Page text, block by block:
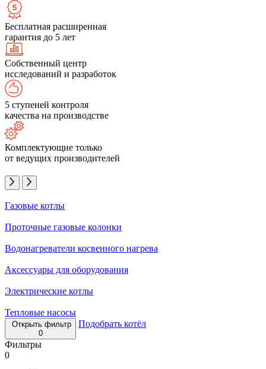
Бесплатная расширенная
гарантия до 5 лет
Собственный центр
исследований и разработок
5 ступеней контроля
качества на производстве
Комплектующие только
от ведущих производителей
Газовые котлы
Проточные газовые колонки
Водонагреватели косвенного нагрева
Аксессуары для оборудования
Электрические котлы
Тепловые насосы
Открыть фильтр
0
Подобрать котёл
Фильтры
0